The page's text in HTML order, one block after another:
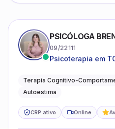
PSICÓLOGA
09/22111
Psicoterapia em
o cotidiano
Terapia Cognitivo-
Autoestima
CRP ativo Online